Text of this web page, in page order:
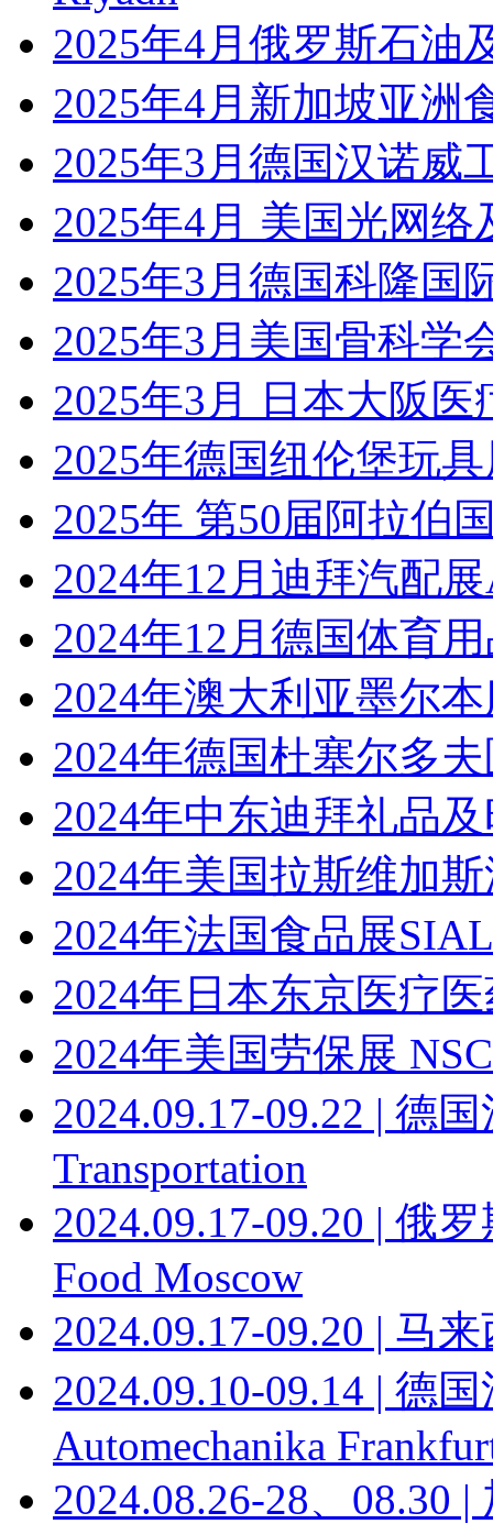
2025年4月俄罗斯石油
2025年4月新加坡亚洲
2025年3月德国汉诺威
2025年4月 美国光网
2025年3月德国科隆国
2025年3月美国骨科学
2025年3月 日本大阪医
2025年德国纽伦堡玩具
2025年 第50届阿拉伯
2024年12月迪拜汽配展
2024年12月德国体育
2024年澳大利亚墨尔
2024年德国杜塞尔多
2024年中东迪拜礼品
2024年美国拉斯维加
2024年法国食品展SIAL
2024年日本东京医疗
2024年美国劳保展 NSC
2024.09.17-09.22 | 德
Transportation
2024.09.17-09.20 | 俄
Food Moscow
2024.09.17-09.20 | 马
2024.09.10-09.14 | 德
Automechanika
2024.08.26-28、08.30